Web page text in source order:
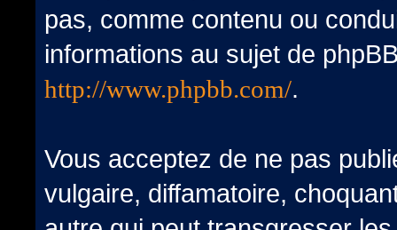
pas, comme contenu ou
informations au sujet de
http://www.phpbb.com/.
Vous acceptez de ne pas
vulgaire, diffamatoire,